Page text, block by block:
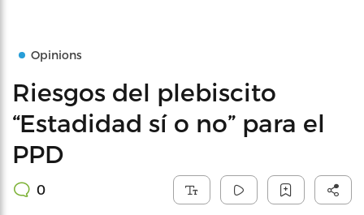
Opinions
Riesgos del plebiscito
“Estadidad sí o no” para el
PPD
0